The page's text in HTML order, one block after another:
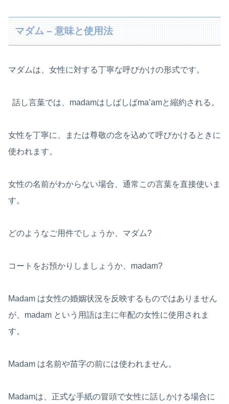
マダム – 意味と使用法
マダムは、女性に対する丁寧な呼びかけの形式です。
話し言葉では、madamはしばしばma’amと縮約される。
女性を丁寧に、または尊敬の念を込めて呼びかけるときに
使われます。
女性の名前がわからない場合、通常この言葉を直接使いま
す。
どのようなご用件でしょうか、マダム?
コートをお預かりしましょうか、madam?
Madam は女性の婚姻状況を反映するものではありません
が、madam という用語は主に年配の女性に使用されま
す。
Madam は名前や苗字の前には使われません。
Madamは、正式な手紙の冒頭で女性に話しかける場合に